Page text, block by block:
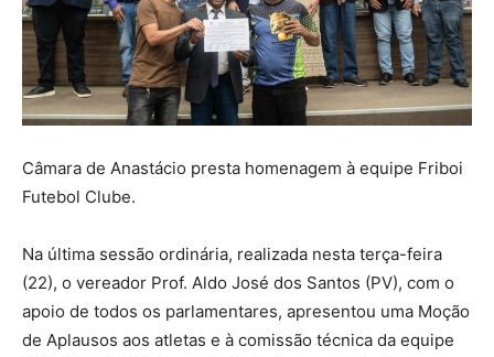
Câmara de Anastácio presta homenagem à equipe Friboi
Futebol Clube.
Na última sessão ordinária, realizada nesta terça-feira
(22), o vereador Prof. Aldo José dos Santos (PV), com o
apoio de todos os parlamentares, apresentou uma Moção
de Aplausos aos atletas e à comissão técnica da equipe